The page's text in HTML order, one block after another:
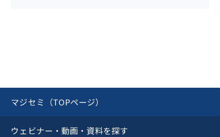
マジセミ（TOPページ）
ウェビナー・動画・資料を探す